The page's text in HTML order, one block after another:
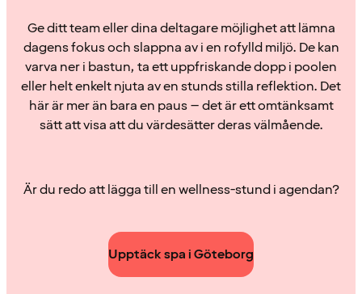
Ge ditt team eller dina deltagare möjlighet att lämna
dagens fokus och slappna av i en rofylld miljö. De kan
varva ner i bastun, ta ett uppfriskande dopp i poolen
eller helt enkelt njuta av en stunds stilla reflektion. Det
här är mer än bara en paus – det är ett omtänksamt
sätt att visa att du värdesätter deras välmående.
Är du redo att lägga till en wellness-stund i agendan?
Upptäck spa i Göteborg